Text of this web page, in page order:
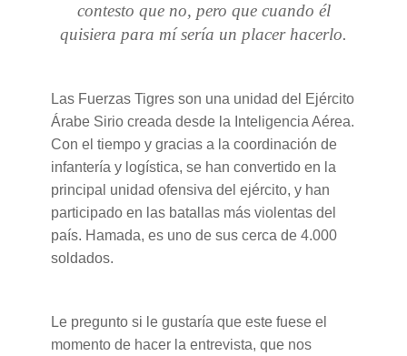
contesto que no, pero que cuando él
quisiera para mí sería un placer hacerlo.
Las Fuerzas Tigres son una unidad del Ejército
Árabe Sirio creada desde la Inteligencia Aérea.
Con el tiempo y gracias a la coordinación de
infantería y logística, se han convertido en la
principal unidad ofensiva del ejército, y han
participado en las batallas más violentas del
país. Hamada, es uno de sus cerca de 4.000
soldados.
Le pregunto si le gustaría que este fuese el
momento de hacer la entrevista, que nos